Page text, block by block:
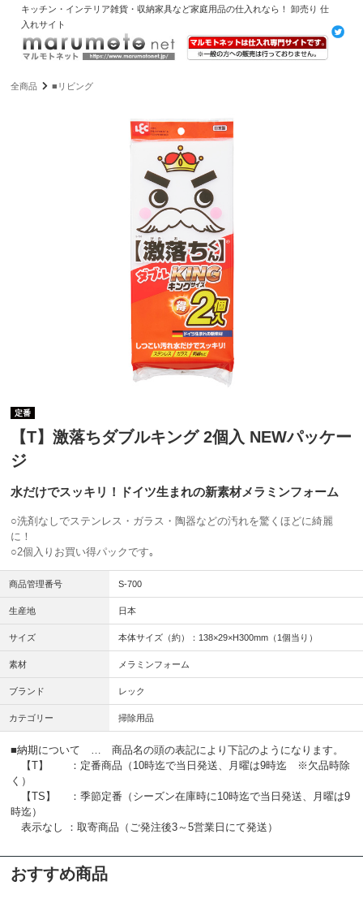
キッチン・インテリア雑貨・収納家具など家庭用品の仕入れなら！ 卸売り 仕
入れサイト
全商品 ■リビング
定番
【T】激落ちダブルキング 2個入 NEWパッケー
ジ
水だけでスッキリ！ドイツ生まれの新素材メラミンフォーム
○洗剤なしでステンレス・ガラス・陶器などの汚れを驚くほどに綺麗
に！
○2個入りお買い得パックです｡
商品管理番号 S-700
生産地 日本
サイズ 本体サイズ（約）：138×29×H300mm（1個当り）
素材 メラミンフォーム
ブランド レック
カテゴリー 掃除用品
■納期について … 商品名の頭の表記により下記のようになります。
【T】 ：定番商品（10時迄で当日発送、月曜は9時迄 ※欠品時除
く）
【TS】 ：季節定番（シーズン在庫時に10時迄で当日発送、月曜は9
時迄）
表示なし ：取寄商品（ご発注後3～5営業日にて発送）
おすすめ商品